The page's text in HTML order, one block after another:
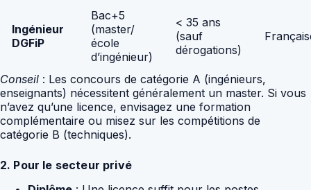
Ingénieur
DGFiP
Bac+5
(master/
école
d’ingénieur)
< 35 ans
(sauf
dérogations)
Conseil : Les concours de catégorie A (ingénieurs,
enseignants) nécessitent généralement un master. Si vous
n’avez qu’une licence, envisagez une formation
complémentaire ou misez sur les compétitions de
catégorie B (techniques).
2. Pour le secteur privé